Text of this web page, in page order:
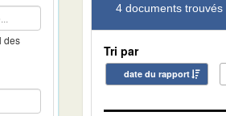
des
4 documents trouvés
Tri par
date du rapport